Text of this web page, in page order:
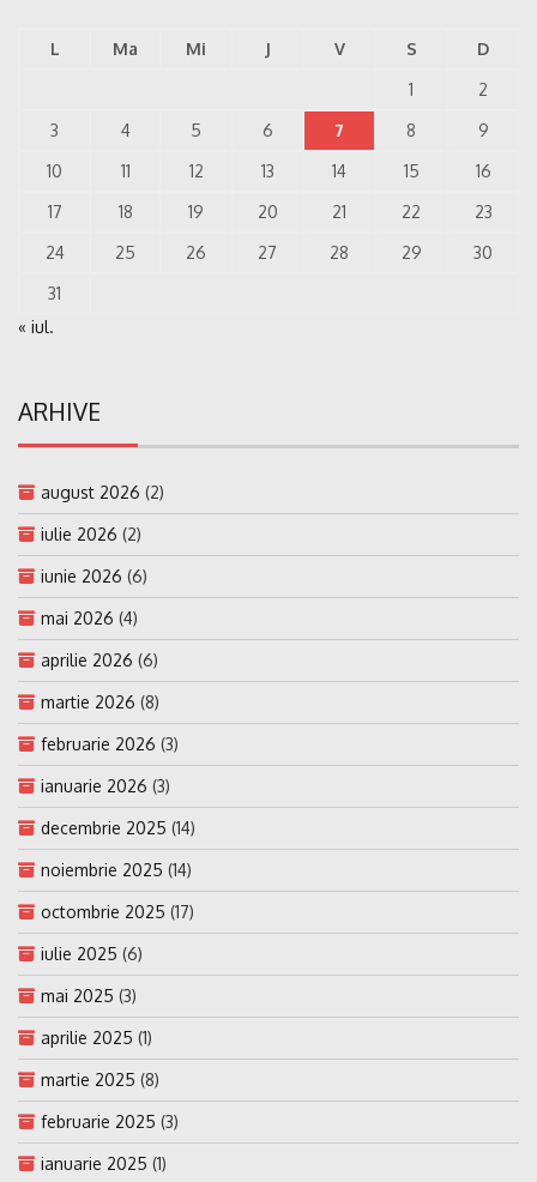
L Ma Mi J V S
D
1
2
3
4 5 6 7 8
9
10
11 12 13 14 15
16
17
18 19 20 21 22
23
24
25 26 27 28 29
30
31
« iul.
ARHIVE
august 2026 (2)
iulie 2026 (2)
iunie 2026 (6)
mai 2026 (4)
aprilie 2026 (6)
martie 2026 (8)
februarie 2026 (3)
ianuarie 2026 (3)
decembrie 2025 (14)
noiembrie 2025 (14)
octombrie 2025 (17)
iulie 2025 (6)
mai 2025 (3)
aprilie 2025 (1)
martie 2025 (8)
februarie 2025 (3)
ianuarie 2025 (1)